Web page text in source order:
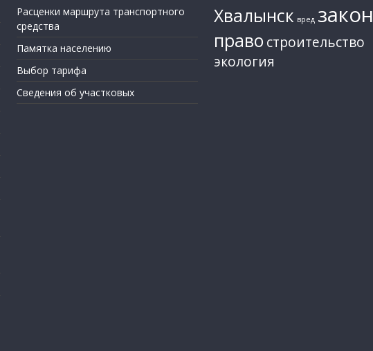
Расценки маршрута транспортного
средства
Памятка населению
Выбор тарифа
Сведения об участковых
Хвалынск вред закон
право строительство
экология